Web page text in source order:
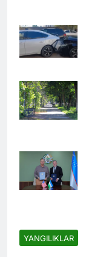
YANGILIKLAR